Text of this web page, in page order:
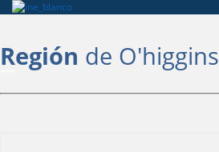
Región de O'higgins